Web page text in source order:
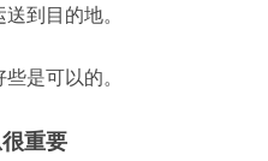
到目的地。
是可以的。
重要